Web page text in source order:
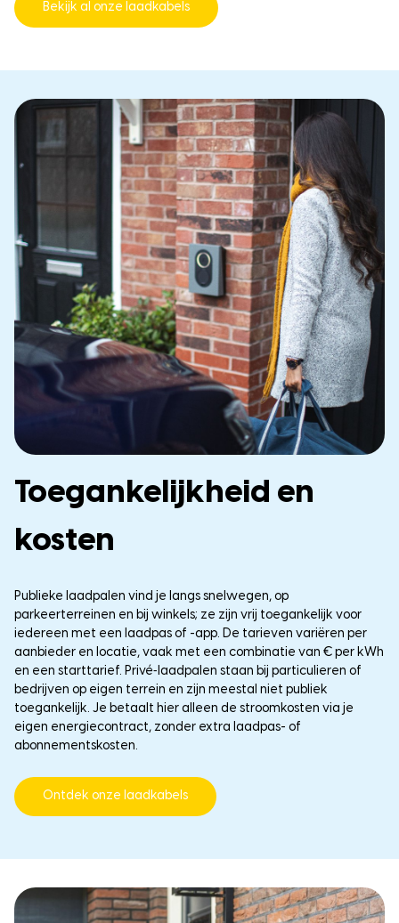
Bekijk al onze laadkabels
Toegankelijkheid en
kosten
Publieke laadpalen vind je langs snelwegen, op
parkeerterreinen en bij winkels; ze zijn vrij toegankelijk voor
iedereen met een laadpas of -app. De tarieven variëren per
aanbieder en locatie, vaak met een combinatie van € per kWh
en een starttarief. Privé‑laadpalen staan bij particulieren of
bedrijven op eigen terrein en zijn meestal niet publiek
toegankelijk. Je betaalt hier alleen de stroomkosten via je
eigen energiecontract, zonder extra laadpas- of
abonnementskosten.
Ontdek onze laadkabels